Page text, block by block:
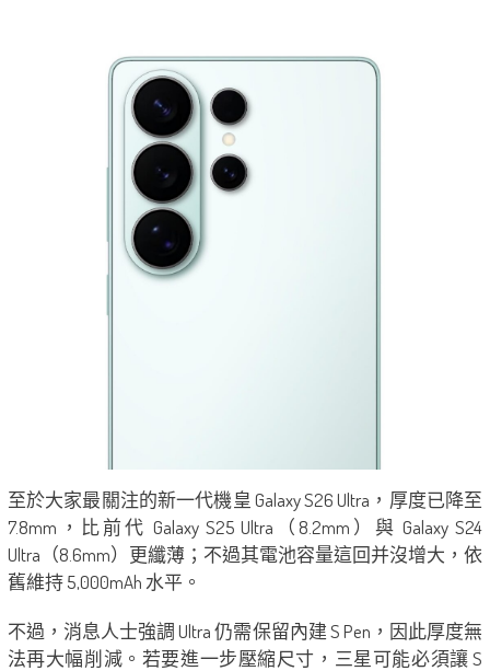
至於大家最關注的新一代機皇 Galaxy S26 Ultra，厚度已降至
7.8mm，比前代 Galaxy S25 Ultra（8.2mm）與 Galaxy S24
Ultra（8.6mm）更纖薄；不過其電池容量這回并沒增大，依
舊維持 5,000mAh 水平。
不過，消息人士強調 Ultra 仍需保留內建 S Pen，因此厚度無
法再大幅削減。若要進一步壓縮尺寸，三星可能必須讓 S